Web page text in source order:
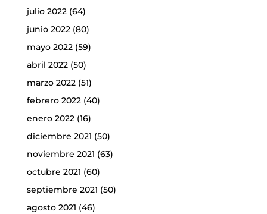
julio 2022(64)
junio 2022(80)
mayo 2022(59)
abril 2022(50)
marzo 2022(51)
febrero 2022(40)
enero 2022(16)
diciembre 2021 (50)
noviembre 2021 (63)
octubre 2021 (60)
septiembre 2021 (50)
agosto 2021 (46)